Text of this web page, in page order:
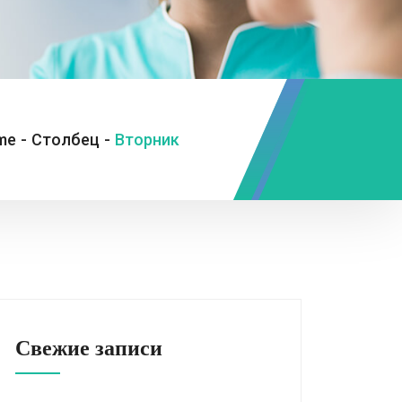
- Столбец - Вторник
Свежие записи